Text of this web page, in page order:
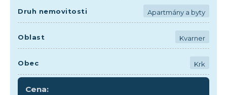
Druh nemovitosti Apartmány a byty
Oblast Kvarner
Obec Krk
Cena: